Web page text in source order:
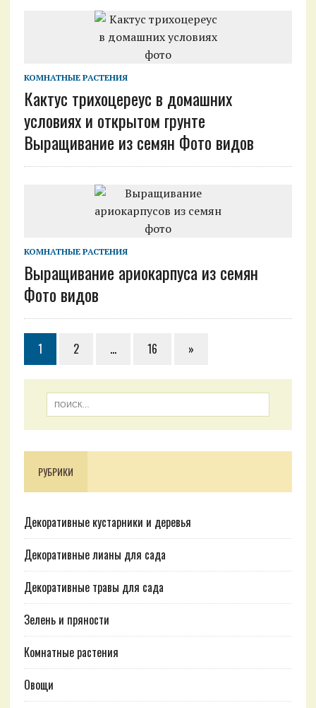
КОМНАТНЫЕ РАСТЕНИЯ
Кактус трихоцереус в домашних
условиях и открытом грунте
Выращивание из семян Фото видов
КОМНАТНЫЕ РАСТЕНИЯ
Выращивание ариокарпуса из семян
Фото видов
1 2 … 16 »
РУБРИКИ
Декоративные кустарники и деревья
Декоративные лианы для сада
Декоративные травы для сада
Зелень и пряности
Комнатные растения
Овощи